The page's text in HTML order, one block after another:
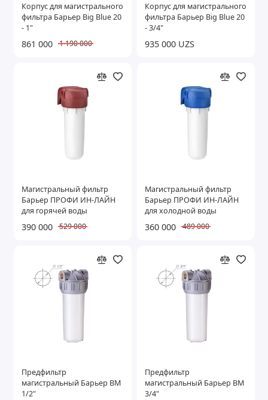
Корпус для магистрального
фильтра Барьер Big Blue 20
- 1"
861 000 1 190 000
Корпус для магистрального
фильтра Барьер Big Blue 20
- 3/4"
935 000 UZS
Магистральный фильтр
Барьер ПРОФИ ИН-ЛАЙН
для горячей воды
390 000 529 000
Магистральный фильтр
Барьер ПРОФИ ИН-ЛАЙН
для холодной воды
360 000 489 000
Предфильтр
магистральный Барьер ВМ
1/2"
Предфильтр
магистральный Барьер ВМ
3/4"